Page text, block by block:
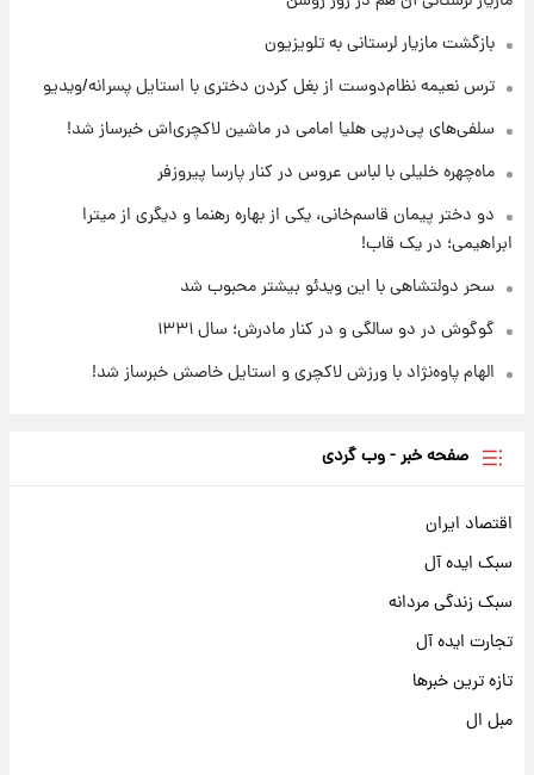
۱۱ ساعت پیش
۱۷ مرداد ۱۴۰۵
بازگشت مازیار لرستانی به تلویزیون
ترس نعیمه نظام‌دوست از بغل کردن دختری با استایل پسرانه/ویدیو
سلفی‌های پی‌درپی هلیا امامی در ماشین لاکچری‌اش خبرساز شد!
ماه‌چهره خلیلی با لباس عروس در کنار پارسا پیروزفر
دو دختر پیمان قاسم‌خانی، یکی از بهاره رهنما و دیگری از میترا
ابراهیمی؛ در یک قاب!
سحر دولتشاهی با این ویدئو بیشتر محبوب شد
گوگوش در دو سالگی و در کنار مادرش؛ سال ۱۳۳۱
الهام پاوه‌نژاد با ورزش لاکچری و استایل خاصش خبرساز شد!
صفحه خبر - وب گردی
اقتصاد ایران
سبک ایده آل
سبک زندگی مردانه
تجارت ایده آل
تازه ترین خبرها
مبل ال